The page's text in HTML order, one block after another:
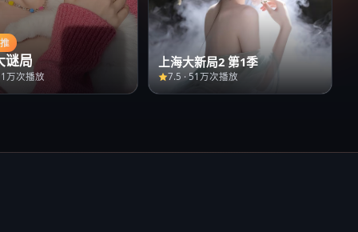
谜局
万次播放
上海大新局2 第1季
7.5 ·51万次播放